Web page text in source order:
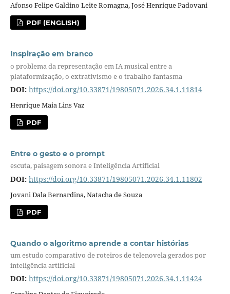
Afonso Felipe Galdino Leite Romagna, José Henrique Padovani
PDF (ENGLISH)
Inspiração em branco
o problema da representação em IA musical entre a
plataformização, o extrativismo e o trabalho fantasma
DOI: https://doi.org/10.33871/19805071.2026.34.1.11814
Henrique Maia Lins Vaz
PDF
Entre o gesto e o prompt
escuta, paisagem sonora e Inteligência Artificial
DOI: https://doi.org/10.33871/19805071.2026.34.1.11802
Jovani Dala Bernardina, Natacha de Souza
PDF
Quando o algoritmo aprende a contar histórias
um estudo comparativo de roteiros de telenovela gerados por
inteligência artificial
DOI: https://doi.org/10.33871/19805071.2026.34.1.11424